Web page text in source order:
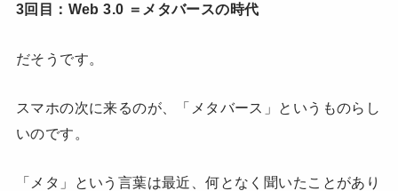
3回目：Web 3.0 ＝メタバースの時代
だそうです。
スマホの次に来るのが、「メタバース」というものらし
いのです。
「メタ」という言葉は最近、何となく聞いたことがあり